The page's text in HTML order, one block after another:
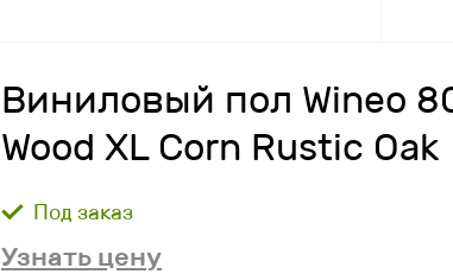
Виниловый пол Wineo
Wood XL Corn Rustic Oak
Под заказ
Узнать цену